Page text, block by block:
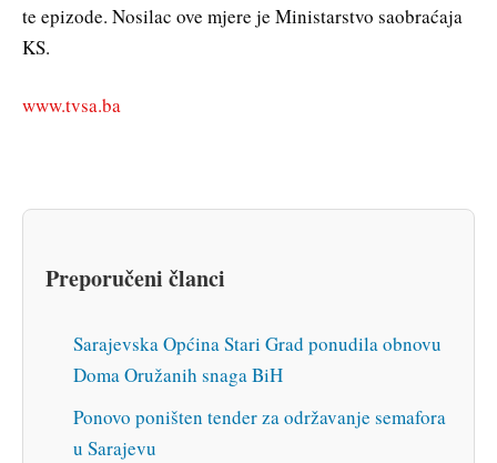
te epizode. Nosilac ove mjere je Ministarstvo saobraćaja
KS.
www.tvsa.ba
Preporučeni članci
Sarajevska Općina Stari Grad ponudila obnovu
Doma Oružanih snaga BiH
Ponovo poništen tender za održavanje semafora
u Sarajevu